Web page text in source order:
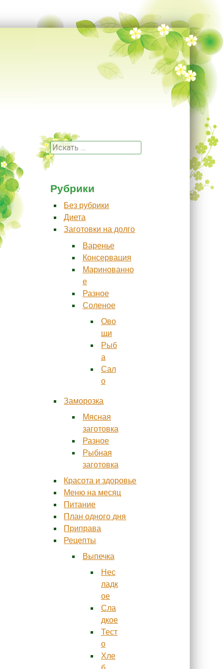
Поиск
Рубрики
Без рубрики
Диета
Заготовки на долго
Варенье
Консервация
Маринованно
е
Разное
Соленое
Ово
щи
Рыб
а
Сал
о
Заморозка
Мясная
заготовка
Разное
Рыбная
заготовка
Красота и здоровье
Меню на месяц
Питание
План одного дня
Приправа
Рецепты
Выпечка
Нес
ладк
ое
Сла
дкое
Тест
о
Хле